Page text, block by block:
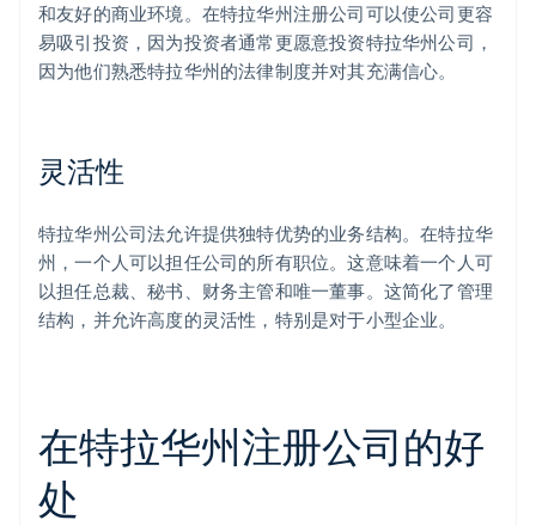
和友好的商业环境。在特拉华州注册公司可以使公司更容
易吸引投资，因为投资者通常更愿意投资特拉华州公司，
因为他们熟悉特拉华州的法律制度并对其充满信心。
灵活性
特拉华州公司法允许提供独特优势的业务结构。在特拉华
州，一个人可以担任公司的所有职位。这意味着一个人可
以担任总裁、秘书、财务主管和唯一董事。这简化了管理
结构，并允许高度的灵活性，特别是对于小型企业。
在特拉华州注册公司的好
处